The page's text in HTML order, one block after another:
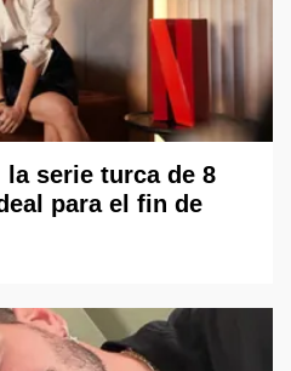
serie turca de 8
para el fin de